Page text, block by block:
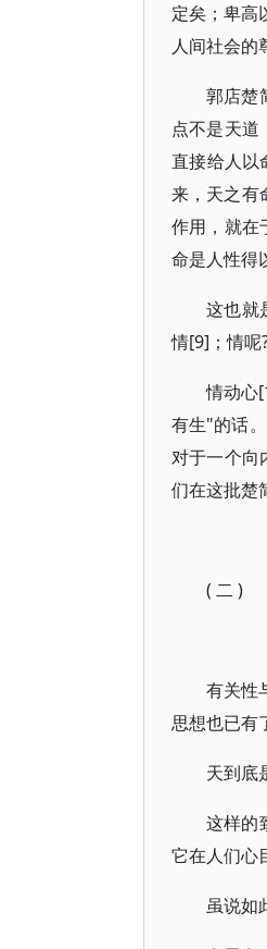
定矣；卑高
人间社会的
郭店楚
点不是天道
直接给人以
来，天之有
作用，就在
命是人性得
这也就
情[9]；情呢
情动心
有生"的话
对于一个向
们在这批楚
( 二 )
有关性
思想也已有
天到底
这样的
它在人们心
虽说如